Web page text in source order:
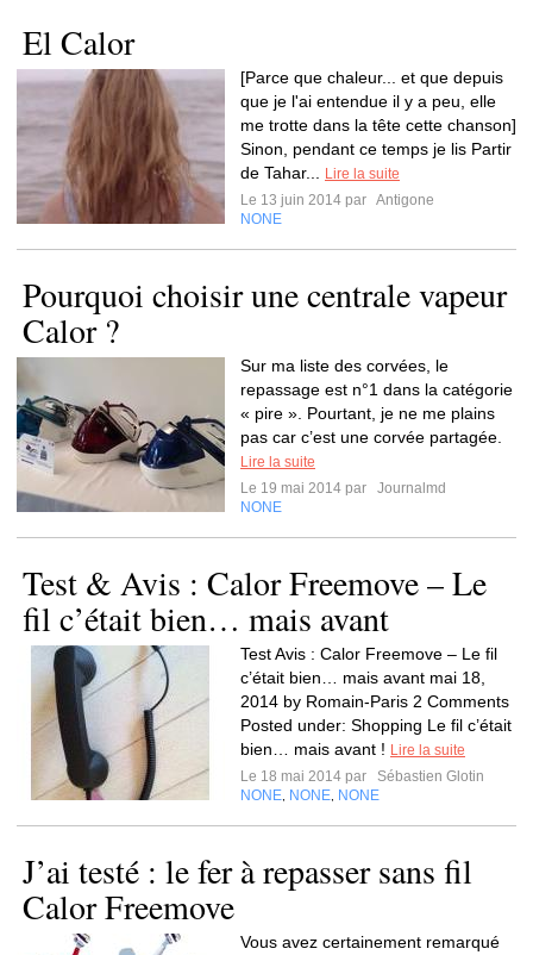
El Calor
[Parce que chaleur... et que depuis
que je l'ai entendue il y a peu, elle
me trotte dans la tête cette chanson]
Sinon, pendant ce temps je lis Partir
de Tahar...
Lire la suite
Le 13 juin 2014 par Antigone
NONE
Pourquoi choisir une centrale vapeur
Calor ?
Sur ma liste des corvées, le
repassage est n°1 dans la catégorie
« pire ». Pourtant, je ne me plains
pas car c’est une corvée partagée.
Lire la suite
Le 19 mai 2014 par
Journalmd
NONE
Test & Avis : Calor Freemove – Le
fil c’était bien… mais avant
Test Avis : Calor Freemove – Le fil
c’était bien… mais avant mai 18,
2014 by Romain-Paris 2 Comments
Posted under: Shopping Le fil c’était
bien… mais avant ! Lire la suite
Le 18 mai 2014 par
Sébastien Glotin
NONE NONE NONE
J’ai testé : le fer à repasser sans fil
Calor Freemove
Vous avez certainement remarqué